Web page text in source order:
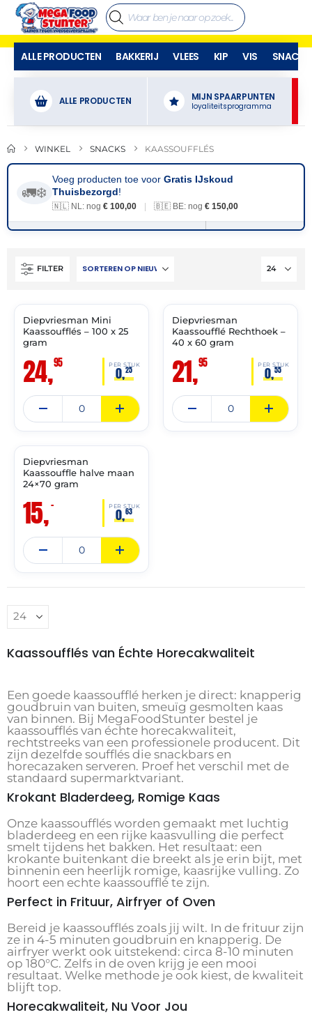
ALLE PRODUCTEN BAKKERIJ VLEES KIP VIS SNACKS
ALLE PRODUCTEN MIJN SPAARPUNTEN
loyaliteitsprogramma
WINKEL SNACKS KAASSOUFFLÉS
🚛❄️
Voeg producten toe voor Gratis IJskoud
Thuisbezorgd!
🇳🇱 NL: nog € 100,00 | 🇧🇪 BE: nog € 150,00
FILTER
✓ VAST ASSORTIMENT
THT:
Diepvriesman Mini
Kaassoufflés – 100 x 25
gram
24,95 PER STUK
0,25
✓ VAST ASSORTIMENT
Diepvriesman
Kaassoufflé Rechthoek –
40 x 60 gram
21,95 PER STUK
0,55
✓ VAST ASSORTIMENT
28-
Diepvriesman
Kaassouffle halve maan
24×70 gram
15,– PER STUK
0,63
Kaassoufflés van Échte Horecakwaliteit
Een goede kaassoufflé herken je direct: knapperig
goudbruin van buiten, smeuïg gesmolten kaas
van binnen. Bij MegaFoodStunter bestel je
kaassoufflés van échte horecakwaliteit,
rechtstreeks van een professionele producent. Dit
zijn dezelfde soufflés die snackbars en
horecazaken serveren. Proef het verschil met de
standaard supermarktvariant.
Krokant Bladerdeeg, Romige Kaas
Onze kaassoufflés worden gemaakt met luchtig
bladerdeeg en een rijke kaasvulling die perfect
smelt tijdens het bakken. Het resultaat: een
krokante buitenkant die breekt als je erin bijt, met
binnenin een heerlijk romige, kaasrijke vulling. Zo
hoort een echte kaassoufflé te zijn.
Perfect in Frituur, Airfryer of Oven
Bereid je kaassoufflés zoals jij wilt. In de frituur zijn
ze in 4-5 minuten goudbruin en knapperig. De
airfryer werkt ook uitstekend: circa 8-10 minuten
op 180°C. Zelfs in de oven krijg je een mooi
resultaat. Welke methode je ook kiest, de kwaliteit
blijft top.
Horecakwaliteit, Nu Voor Jou